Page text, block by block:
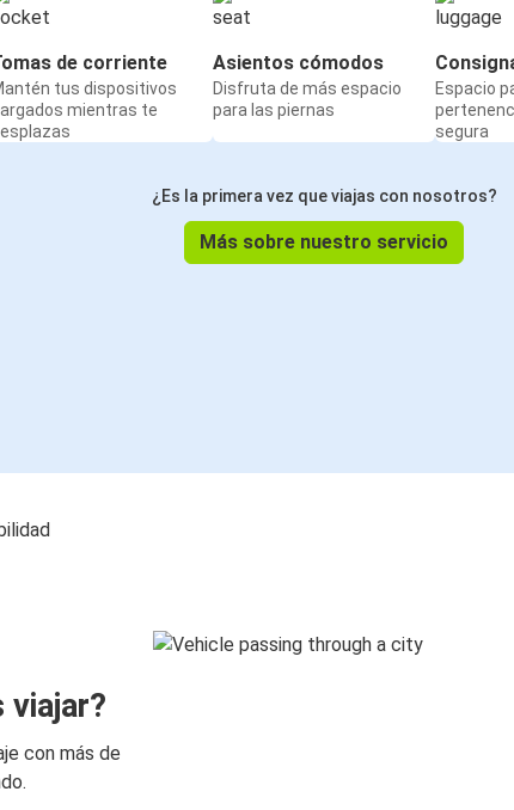
de corriente
tus dispositivos
mientras te
Asientos cómodos
Disfruta de más espacio
para las piernas
Espacio
segura
¿Es la primera vez que viajas con nosotros?
Más sobre nuestro servicio
viajar?
con más de